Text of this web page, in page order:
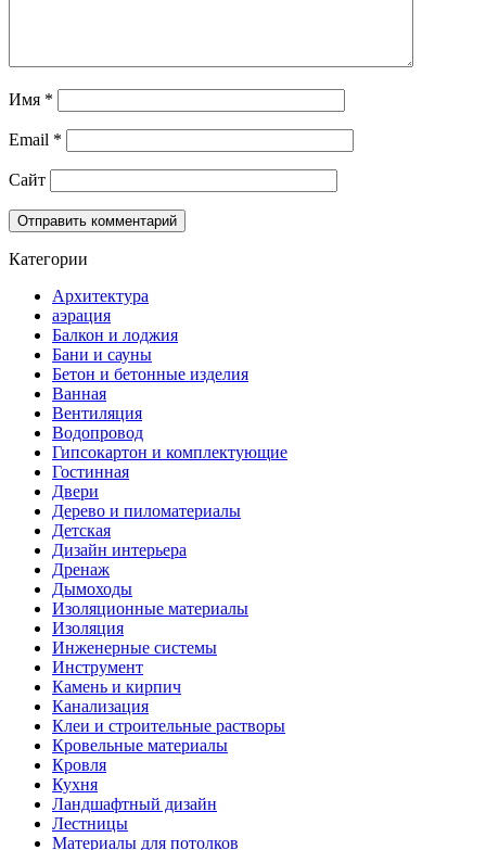
Имя *
Email *
Сайт
Категории
Архитектура
аэрация
Балкон и лоджия
Бани и сауны
Бетон и бетонные изделия
Ванная
Вентиляция
Водопровод
Гипсокартон и комплектующие
Гостинная
Двери
Дерево и пиломатериалы
Детская
Дизайн интерьера
Дренаж
Дымоходы
Изоляционные материалы
Изоляция
Инженерные системы
Инструмент
Камень и кирпич
Канализация
Клеи и строительные растворы
Кровельные материалы
Кровля
Кухня
Ландшафтный дизайн
Лестницы
Материалы для потолков